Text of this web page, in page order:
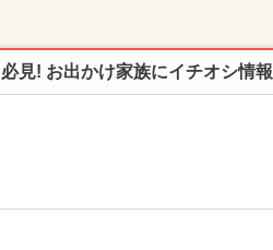
必見! お出かけ家族にイチオシ情報